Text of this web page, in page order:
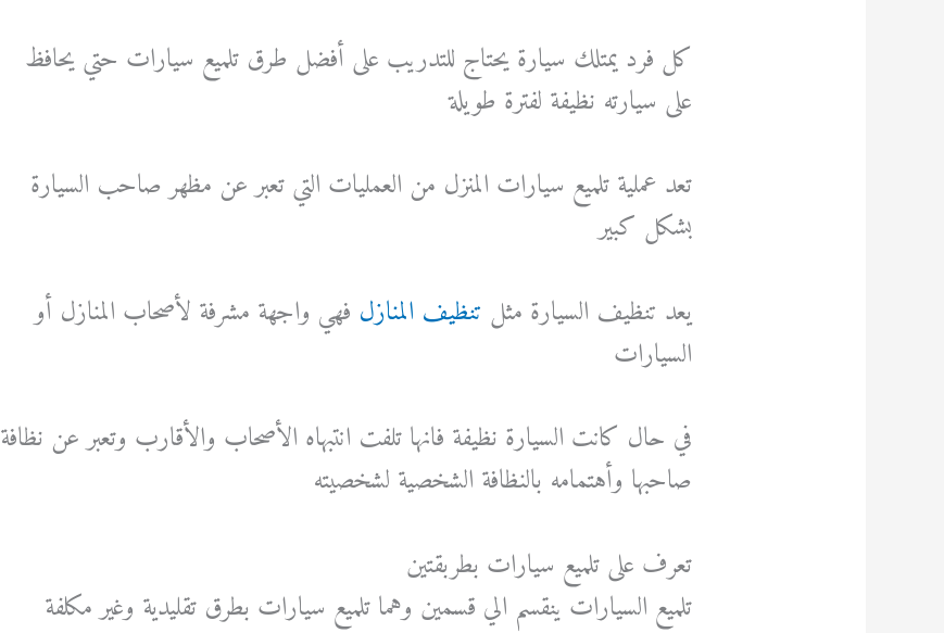
كل فرد يمتلك سيارة يحتاج للتدريب على أفضل طرق تلميع سيارات حتي يحافظ
على سيارته نظيفة لفترة طويلة
تعد عملية تلميع سيارات المنزل من العمليات التي تعبر عن مظهر صاحب السيارة
بشكل كبير
يعد تنظيف السيارة مثل تنظيف المنازل فهي واجهة مشرفة لأصحاب المنازل أو
السيارات
في حال كانت السيارة نظيفة فانها تلفت انتبهاه الأصحاب والأقارب وتعبر عن نظافة
صاحبها وأهتمامه بالنظافة الشخصية لشخصيته
تعرف على تلميع سيارات بطربقتين
تلميع السيارات ينقسم الي قسمين وهما تلميع سيارات بطرق تقليدية وغير مكلفة